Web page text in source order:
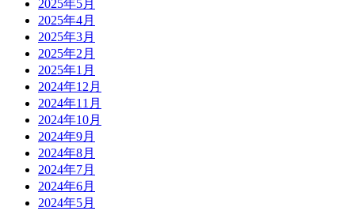
2025年5月
2025年4月
2025年3月
2025年2月
2025年1月
2024年12月
2024年11月
2024年10月
2024年9月
2024年8月
2024年7月
2024年6月
2024年5月